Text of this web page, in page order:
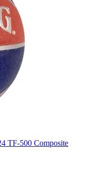
TF-500 Composite